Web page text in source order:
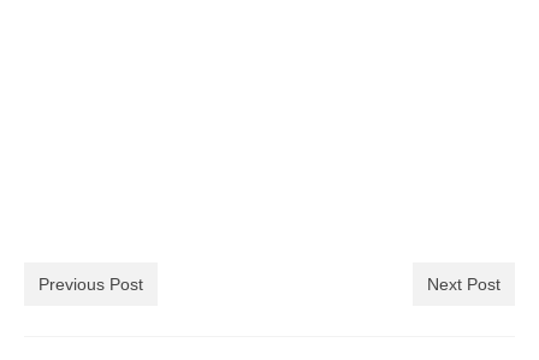
Previous Post Next Post